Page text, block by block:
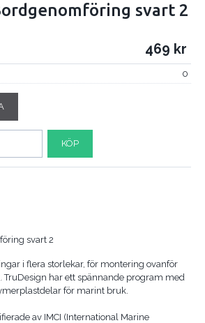
svart 2
469
0
KÖP
svart 2
i flera storlekar, för montering ovanför
har ett spännande program med
för marint bruk.
av IMCI (International Marine